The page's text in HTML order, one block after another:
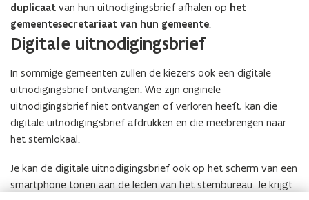
duplicaat van hun uitnodigingsbrief afhalen op het
gemeentesecretariaat van hun gemeente.
Digitale uitnodigingsbrief
In sommige gemeenten zullen de kiezers ook een digitale
uitnodigingsbrief ontvangen. Wie zijn originele
uitnodigingsbrief niet ontvangen of verloren heeft, kan die
digitale uitnodigingsbrief afdrukken en die meebrengen naar
het stemlokaal.
Je kan de digitale uitnodigingsbrief ook op het scherm van een
smartphone tonen aan de leden van het stembureau. Je krijgt